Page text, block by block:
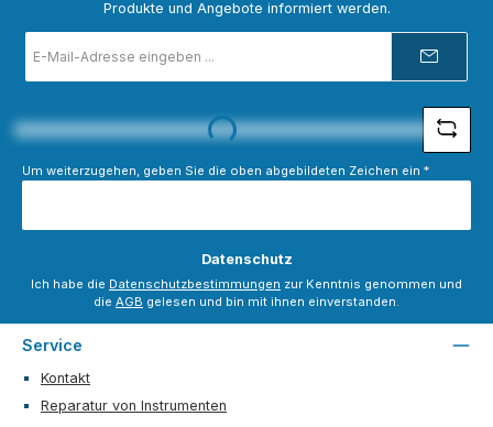
Produkte und Angebote informiert werden.
Mail-
Adresse
Loading...
Um weiterzugehen, geben Sie die oben abgebildeten Zeichen ein *
Datenschutz
Ich habe die Datenschutzbestimmungen zur Kenntnis genommen und
die AGB gelesen und bin mit ihnen einverstanden.
Service
Kontakt
Reparatur von Instrumenten